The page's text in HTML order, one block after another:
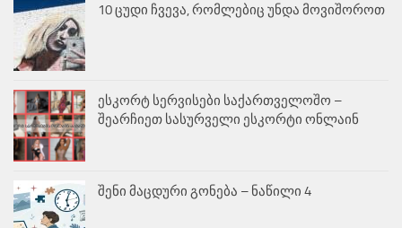
10 ცუდი ჩვევა, რომლებიც უნდა მოვიშოროთ
ესკორტ სერვისები საქართველოშო –
შეარჩიეთ სასურველი ესკორტი ონლაინ
შენი მაცდური გონება – ნაწილი 4